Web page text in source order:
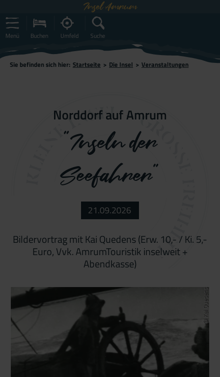
Menü Buchen Umfeld Suche
Insel Amrum
Sie befinden sich hier: Startseite > Die Insel > Veranstaltungen
Norddorf auf Amrum
"Inseln der
Seefahrer"
21.09.2026
Bildervortrag mit Kai Quedens (Erw. 10,- / Ki. 5,-
Euro, Vvk. AmrumTouristik inselweit +
Abendkasse)
© Kai Quedens